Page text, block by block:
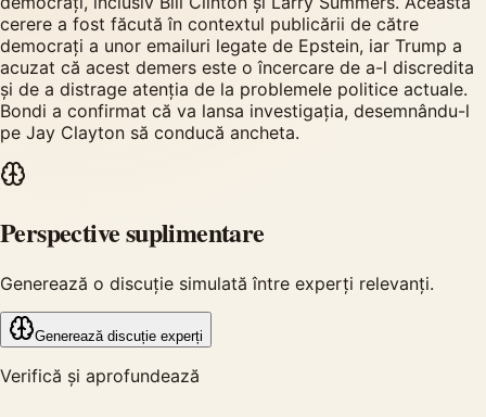
cerere a fost făcută în contextul publicării de către
democrați a unor emailuri legate de Epstein, iar Trump a
acuzat că acest demers este o încercare de a-l discredita
și de a distrage atenția de la problemele politice actuale.
Bondi a confirmat că va lansa investigația, desemnându-l
pe Jay Clayton să conducă ancheta.
Perspective suplimentare
Generează o discuție simulată între experți relevanți.
Generează discuție experți
Verifică și aprofundează